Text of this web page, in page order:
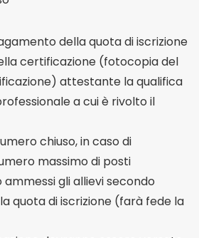
della quota di iscrizione
certificazione (fotocopia del
attestante la qualifica
a cui è rivolto il
chiuso, in caso di
massimo di posti
gli allievi secondo
quota di iscrizione (farà fede la